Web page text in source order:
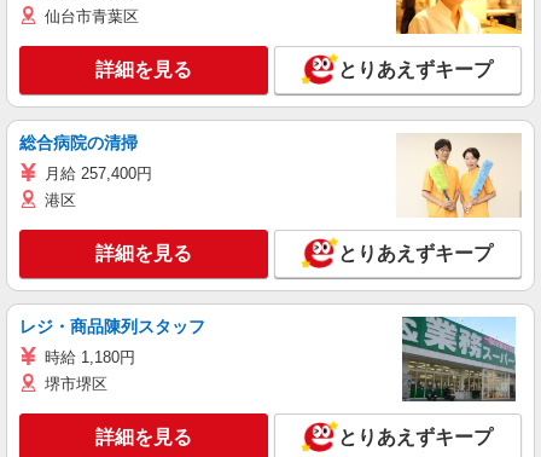
仙台市青葉区
詳細を見る とりあえずキープ
総合病院の清掃
月給 257,400円
港区
詳細を見る とりあえずキープ
レジ・商品陳列スタッフ
時給 1,180円
堺市堺区
詳細を見る とりあえずキープ